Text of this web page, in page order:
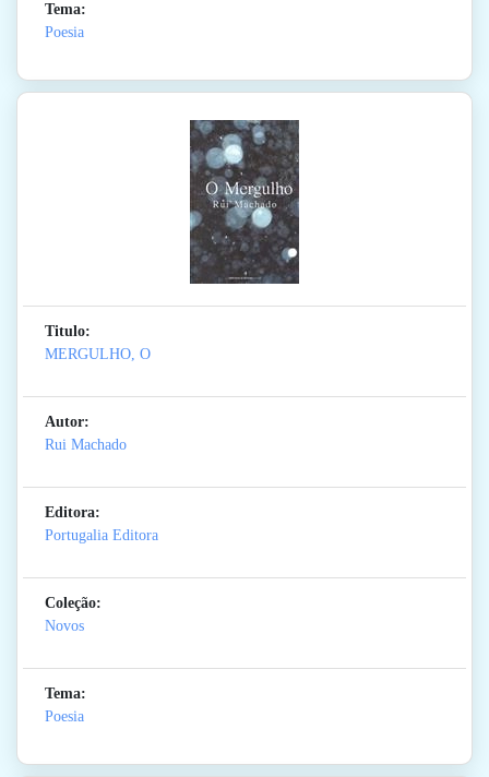
Tema:
Poesia
Titulo:
MERGULHO, O
Autor:
Rui Machado
Editora:
Portugalia Editora
Coleção:
Novos
Tema:
Poesia